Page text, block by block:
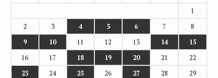
1
2
3 4 5 6 7
8
9
10 11 12 13 14
15
16
17 18 19 20 21
22
23
24 25 26 27 28
29